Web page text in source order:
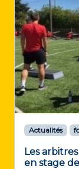
Actualités
Les
en stage